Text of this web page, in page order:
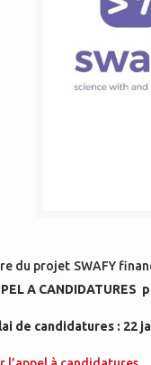
du projet SWAFY
A CANDIDATURES
de candidatures : 22